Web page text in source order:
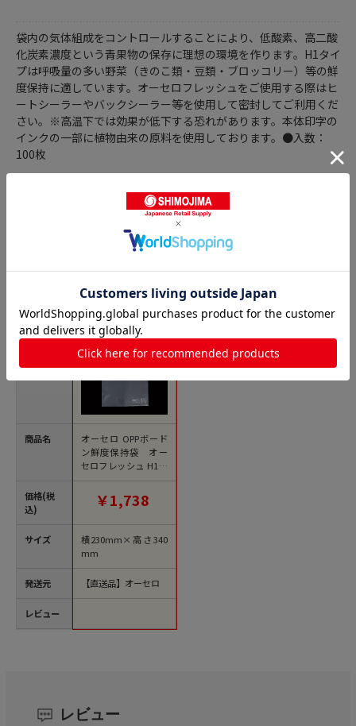
袋内の気体組成をコントロールすることにより、低酸素、高二酸
化炭素濃度という青果物の保存に理想の環境を作ります。H1タイ
プは呼吸量の多い野菜（きのこ類・豆類・ブロッコリー）等の鮮
度保持に適しています。オーセロフレッシュをご使用する際はヒ
ートシーラーやバックシーラー等を使用して密封してご利用くだ
さい。※高温下では効果が低下する恐れがあります。本体印字の
インクの一部に植物由来の原料を使用しております。●入数：
100枚
オーセロフレッシュの人気商品との比較
商品名
価格(税
込)
サイズ
発送元
レビュー
オーセロ OPPボード
ン鮮度保持袋 オー
セロフレッシュ H1タ
イプ 12号 100枚/袋
【直送品】
￥1,738
横230mm×高さ340
mm
【直送品】オーセロ
レビュー